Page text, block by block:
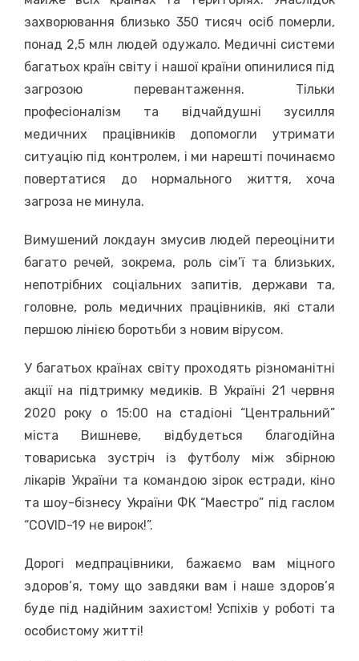
захворювання близько 350 тисяч осіб померли,
понад 2,5 млн людей одужало. Медичні системи
багатьох країн світу і нашої країни опинилися під
загрозою перевантаження. Тільки
професіоналізм та відчайдушні зусилля
медичних працівників допомогли утримати
ситуацію під контролем, і ми нарешті починаємо
повертатися до нормального життя, хоча
загроза не минула.
Вимушений локдаун змусив людей переоцінити
багато речей, зокрема, роль сім’ї та близьких,
непотрібних соціальних запитів, держави та,
головне, роль медичних працівників, які стали
першою лінією боротьби з новим вірусом.
У багатьох країнах світу проходять різноманітні
акції на підтримку медиків. В Україні 21 червня
2020 року о 15:00 на стадіоні “Центральний”
міста Вишневе, відбудеться благодійна
товариська зустріч із футболу між збірною
лікарів України та командою зірок естради, кіно
та шоу-бізнесу України ФК “Маестро” під гаслом
“COVID-19 не вирок!”.
Дорогі медпрацівники, бажаємо вам міцного
здоров’я, тому що завдяки вам і наше здоров’я
буде під надійним захистом! Успіхів у роботі та
особистому житті!